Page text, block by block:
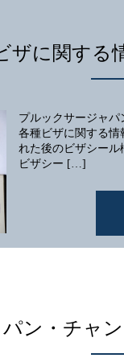
ザに関する
プルックサージャパ
各種ビザに関する情
れた後のビザシー
ビザシー […]
ン・チャ